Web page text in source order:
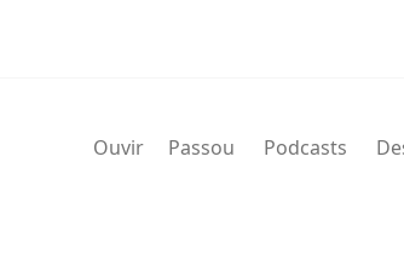
Ouvir Passou Podcasts